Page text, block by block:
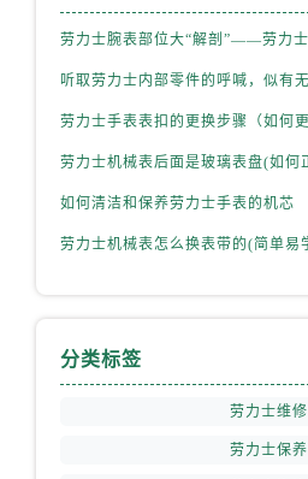
如何清洁和保养劳力士手表的机芯
分类标签
劳力士维修
劳力士保养